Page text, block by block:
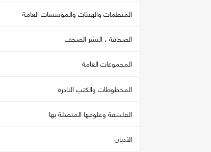
المنظمات والهيئات والمؤسسات العامة
الصحافة ، النشر الصحف
المجموعات العامة
المخطوطات والكتب النادرة
الفلسفة وعلومها المتصلة بها
الأديان